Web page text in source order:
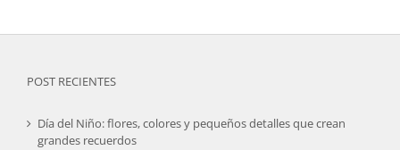
POST RECIENTES
Día del Niño: flores, colores y pequeños detalles que crean
grandes recuerdos